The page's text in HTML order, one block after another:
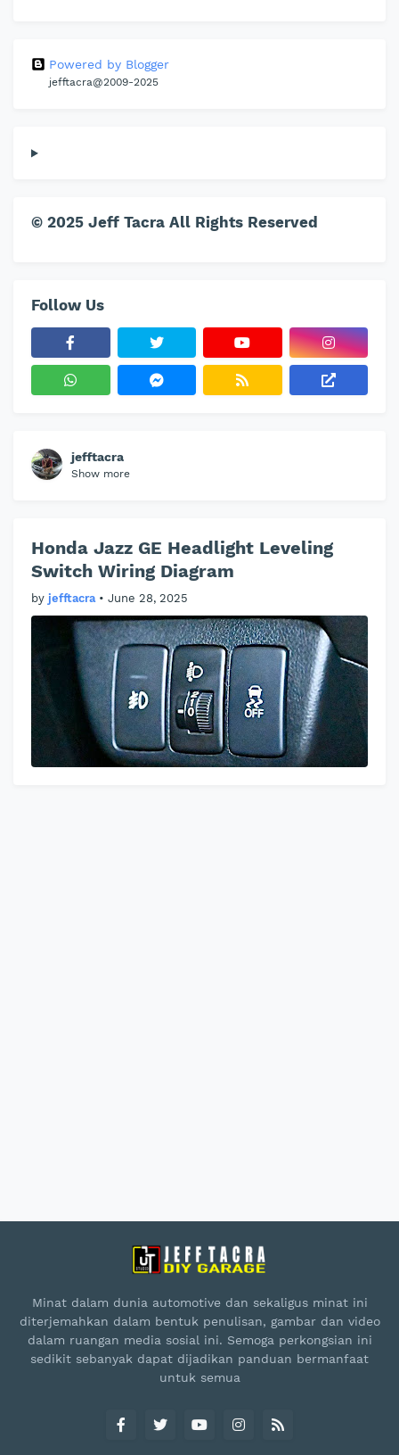
Powered by Blogger
jefftacra@2009-2025
© 2025 Jeff Tacra All Rights Reserved
Follow Us
jefftacra
Show more
Honda Jazz GE Headlight Leveling
Switch Wiring Diagram
by jefftacra • June 28, 2025
Minat dalam dunia automotive dan sekaligus minat ini
diterjemahkan dalam bentuk penulisan, gambar dan video
dalam ruangan media sosial ini. Semoga perkongsian ini
sedikit sebanyak dapat dijadikan panduan bermanfaat
untuk semua